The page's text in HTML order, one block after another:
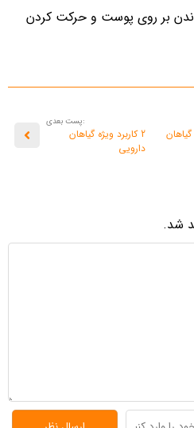
بر روی پوست و حرکت کردن
:پست بعدی
2 کاربرد ویژه گیاهان
دارویی
شد.